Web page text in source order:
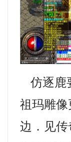
仿逐鹿
祖玛雕
边．见